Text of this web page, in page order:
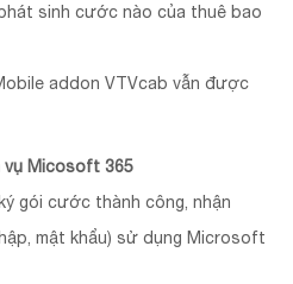
sinh cước nào của thuê bao
addon VTVcab vẫn được
vụ Micosoft 365
gói cước thành công, nhận
mật khẩu) sử dụng Microsoft